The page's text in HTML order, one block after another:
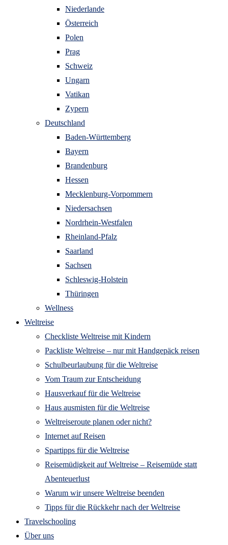
Niederlande
Österreich
Polen
Prag
Schweiz
Ungarn
Vatikan
Zypern
Deutschland
Baden-Württemberg
Bayern
Brandenburg
Hessen
Mecklenburg-Vorpommern
Niedersachsen
Nordrhein-Westfalen
Rheinland-Pfalz
Saarland
Sachsen
Schleswig-Holstein
Thüringen
Wellness
Weltreise
Checkliste Weltreise mit Kindern
Packliste Weltreise – nur mit Handgepäck reisen
Schulbeurlaubung für die Weltreise
Vom Traum zur Entscheidung
Hausverkauf für die Weltreise
Haus ausmisten für die Weltreise
Weltreiseroute planen oder nicht?
Internet auf Reisen
Spartipps für die Weltreise
Reisemüdigkeit auf Weltreise – Reisemüde statt
Abenteuerlust
Warum wir unsere Weltreise beenden
Tipps für die Rückkehr nach der Weltreise
Travelschooling
Über uns